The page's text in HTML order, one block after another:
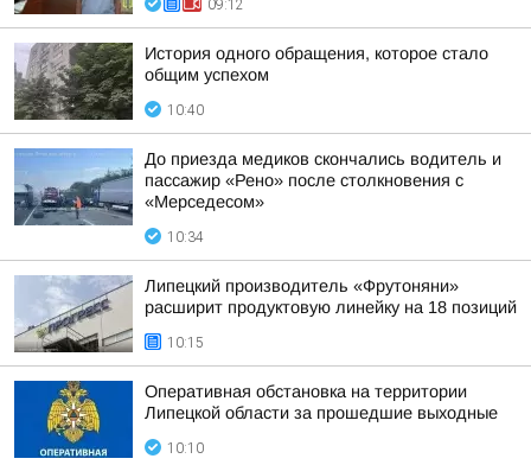
09:12
История одного обращения, которое стало
общим успехом
10:40
До приезда медиков скончались водитель и
пассажир «Рено» после столкновения с
«Мерседесом»
10:34
Липецкий производитель «Фрутоняни»
расширит продуктовую линейку на 18 позиций
10:15
Оперативная обстановка на территории
Липецкой области за прошедшие выходные
10:10